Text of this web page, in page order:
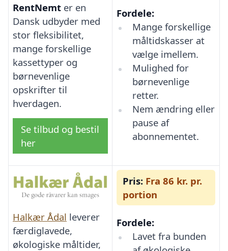
RentNemt er en
Dansk udbyder med
stor fleksibilitet,
mange forskellige
kassettyper og
børnevenlige
opskrifter til
hverdagen.
Se tilbud og bestil
her
Fordele:
Mange forskellige
måltidskasser at
vælge imellem.
Mulighed for
børnevenlige
retter.
Nem ændring eller
pause af
abonnementet.
Halkær Ådal leverer
færdiglavede,
økologiske måltider,
Pris: Fra 86 kr. pr.
portion
Fordele:
Lavet fra bunden